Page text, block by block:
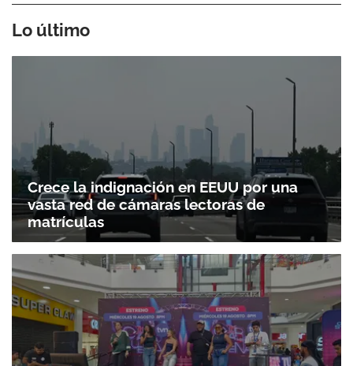
Lo último
Crece la indignación en EEUU por una
vasta red de cámaras lectoras de
matrículas